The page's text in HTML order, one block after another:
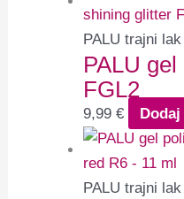
PALU trajni
PALU
FGL2
9,99€
PALU trajni